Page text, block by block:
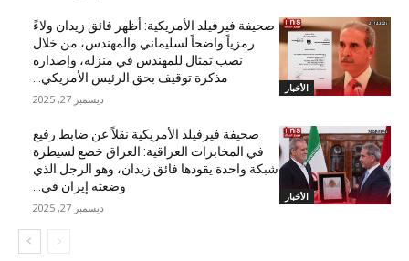
الأخبار
صحيفة فيرفيلد الأمريكية: أظهر فائق زيدان ولاءً
رمزياً واضحاً لسليماني والمهندس، من خلال
نصب تمثال للمهندس في منزله، وإصداره
مذكرة توقيف بحق الرئيس الأمريكي...
ديسمبر 27, 2025
الأخبار
صحيفة فيرفيلد الأمريكية نقلاً عن ضابط رفيع
في المخابرات العراقية: العراق خضع لسيطرة
شبكة واحدة يقودها فائق زيدان، وهو الرجل الذي
وضعته إيران في...
ديسمبر 27, 2025